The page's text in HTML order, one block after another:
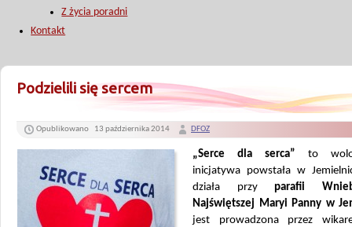
Z życia poradni
Kontakt
Podzielili się sercem
Opublikowano 13 października 2014 DFOZ
„Serce dla serca” to
inicjatywa powstała w
działa przyparafii
Najświętszej Maryi Panny w
jest prowadzona przez